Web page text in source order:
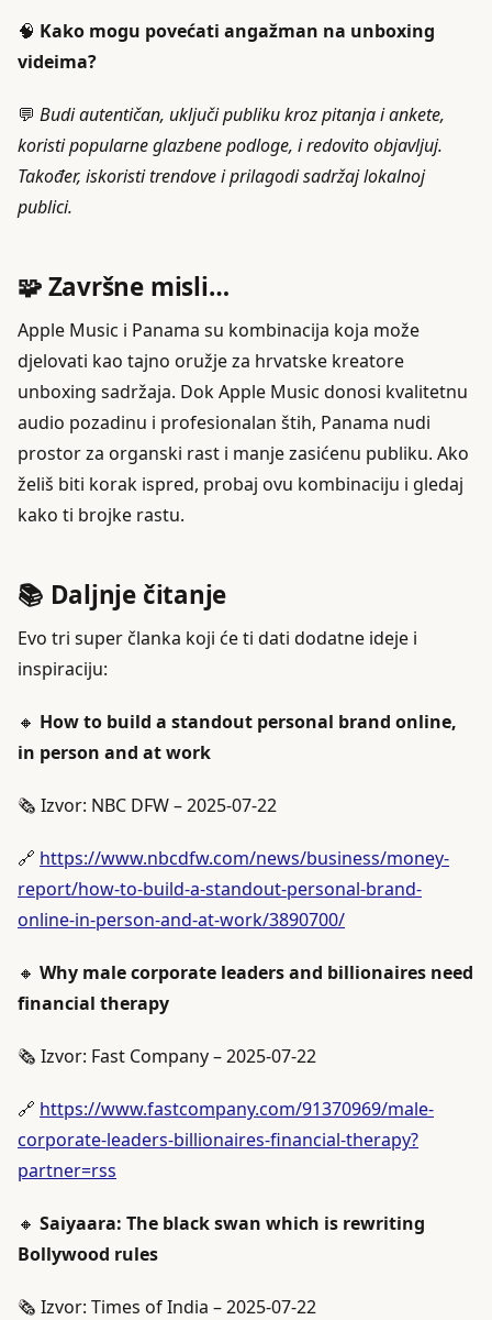
🧠 Kako mogu povećati angažman na unboxing
videima?
💬 Budi autentičan, uključi publiku kroz pitanja i ankete,
koristi popularne glazbene podloge, i redovito objavljuj.
Također, iskoristi trendove i prilagodi sadržaj lokalnoj
publici.
🧩 Završne misli…
Apple Music i Panama su kombinacija koja može
djelovati kao tajno oružje za hrvatske kreatore
unboxing sadržaja. Dok Apple Music donosi kvalitetnu
audio pozadinu i profesionalan štih, Panama nudi
prostor za organski rast i manje zasićenu publiku. Ako
želiš biti korak ispred, probaj ovu kombinaciju i gledaj
kako ti brojke rastu.
📚 Daljnje čitanje
Evo tri super članka koji će ti dati dodatne ideje i
inspiraciju:
🔸 How to build a standout personal brand online,
in person and at work
🗞️ Izvor: NBC DFW – 2025-07-22
🔗 https://www.nbcdfw.com/news/business/money-
report/how-to-build-a-standout-personal-brand-
online-in-person-and-at-work/3890700/
🔸 Why male corporate leaders and billionaires need
financial therapy
🗞️ Izvor: Fast Company – 2025-07-22
🔗 https://www.fastcompany.com/91370969/male-
corporate-leaders-billionaires-financial-therapy?
partner=rss
🔸 Saiyaara: The black swan which is rewriting
Bollywood rules
🗞️ Izvor: Times of India – 2025-07-22